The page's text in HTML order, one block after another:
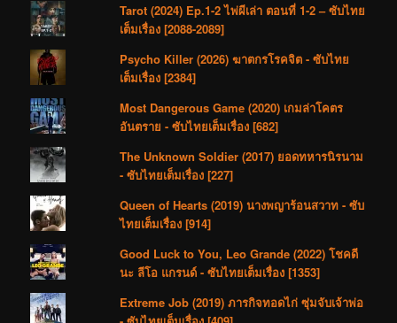
Tarot (2024) Ep.1-2 ไพ่ผีเล่า ตอนที่ 1-2 – ซับไทย
เต็มเรื่อง [2088-2089]
Psycho Killer (2026) ฆาตกรโรคจิต - ซับไทย
เต็มเรื่อง [2384]
Most Dangerous Game (2020) เกมล่าโคตร
อันตราย - ซับไทยเต็มเรื่อง [682]
The Unknown Soldier (2017) ยอดทหารนิรนาม
- ซับไทยเต็มเรื่อง [227]
Queen of Hearts (2019) นางพญาร้อนสวาท - ซับ
ไทยเต็มเรื่อง [914]
Good Luck to You, Leo Grande (2022) โชคดี
นะ ลีโอ แกรนด์ - ซับไทยเต็มเรื่อง [1353]
Extreme Job (2019) ภารกิจทอดไก่ ซุ่มจับเจ้าพ่อ